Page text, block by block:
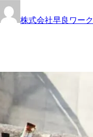
株式会社早良ワーク